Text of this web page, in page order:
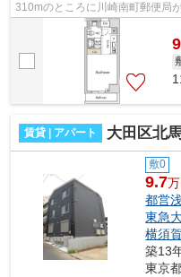
310mのところに川崎南町郵便局
信をもって情報を提供できるマン
賃貸 | アパート 大田区北
敷0
9.7
都営
東急
横須
築13
東京